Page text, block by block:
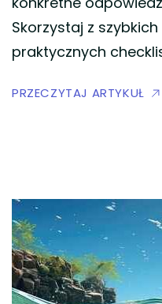
Skorzystaj z
praktycznych
PRZECZYTAJ ARTYKUŁ